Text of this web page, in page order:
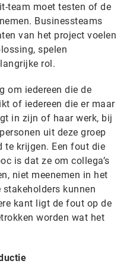
team moet testen of de
Businessteams
van het project voelen
spelen
rol.
om iedereen die de
of iedereen die er maar
in zijn of haar werk, bij
uit deze groep
te krijgen. Een fout die
is dat ze om collega’s
niet meenemen in het
kunnen
kant ligt de fout op de
worden wat het